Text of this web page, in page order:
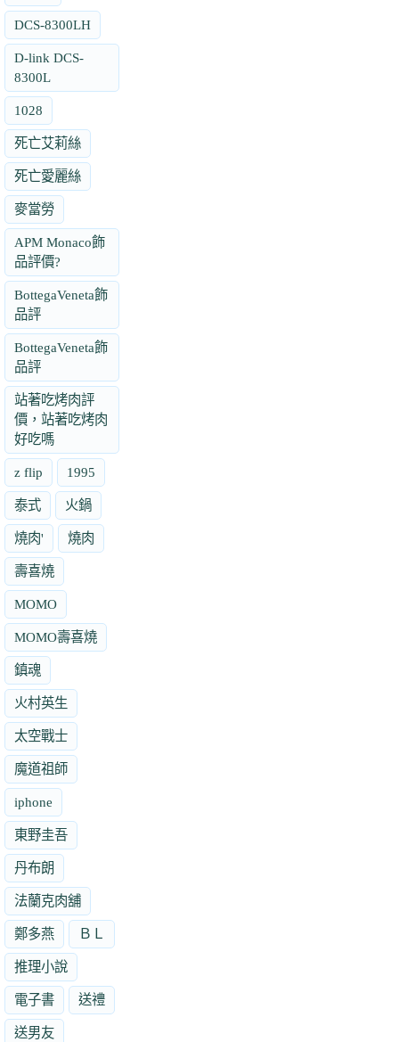
DCS-8300LH
D-link DCS-
8300L
1028
死亡艾莉絲
死亡愛麗絲
麥當勞
APM Monaco飾
品評價?
BottegaVeneta飾
品評
BottegaVeneta飾
品評
站著吃烤肉評
價，站著吃烤肉
好吃嗎
z flip 1995
泰式 火鍋
燒肉' 燒肉
壽喜燒
MOMO
MOMO壽喜燒
鎮魂
火村英生
太空戰士
魔道祖師
iphone
東野圭吾
丹布朗
法蘭克肉舖
鄭多燕 ＢＬ
推理小說
電子書 送禮
送男友